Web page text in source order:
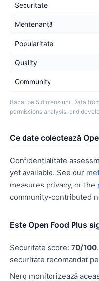
Securitate
Mentenanță
Popularitate
Quality
Community
Bazat pe 5 dimensiuni. Data
permissions analysis, and
Ce date colectează
Confidențialitate
yet available. See our
measures privacy, or the
community-contributed
Este Open Food Plus
Securitate score: 70/100
securitate recomandat
Nerq monitorizează